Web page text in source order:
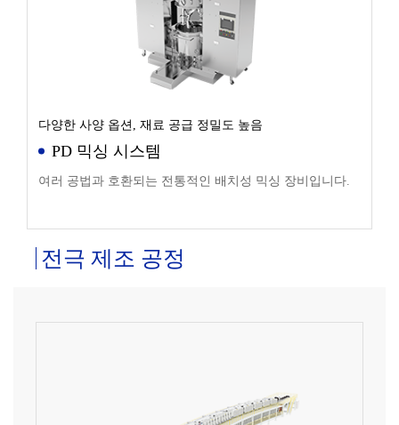
다양한 사양 옵션, 재료 공급 정밀도 높음
PD 믹싱 시스템
여러 공법과 호환되는 전통적인 배치성 믹싱 장비입니다.
전극 제조 공정